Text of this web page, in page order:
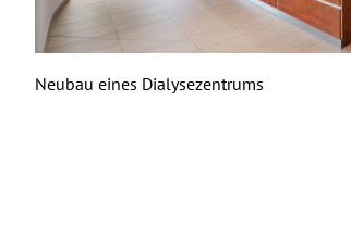
Neubau eines Dialysezentrums